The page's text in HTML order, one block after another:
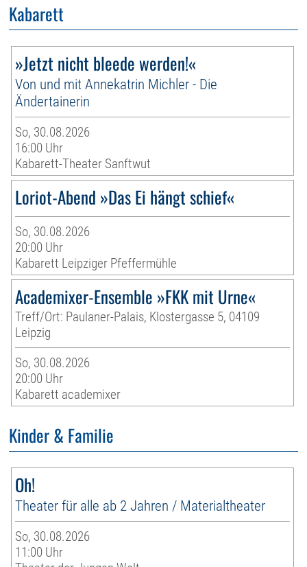
Kabarett
»Jetzt nicht bleede werden!«
Von und mit Annekatrin Michler - Die
Ändertainerin
So, 30.08.2026
16:00 Uhr
Kabarett-Theater Sanftwut
Loriot-Abend »Das Ei hängt schief«
So, 30.08.2026
20:00 Uhr
Kabarett Leipziger Pfeffermühle
Academixer-Ensemble »FKK mit Urne«
Treff/Ort: Paulaner-Palais, Klostergasse 5, 04109
Leipzig
So, 30.08.2026
20:00 Uhr
Kabarett academixer
Kinder & Familie
Oh!
Theater für alle ab 2 Jahren / Materialtheater
So, 30.08.2026
11:00 Uhr